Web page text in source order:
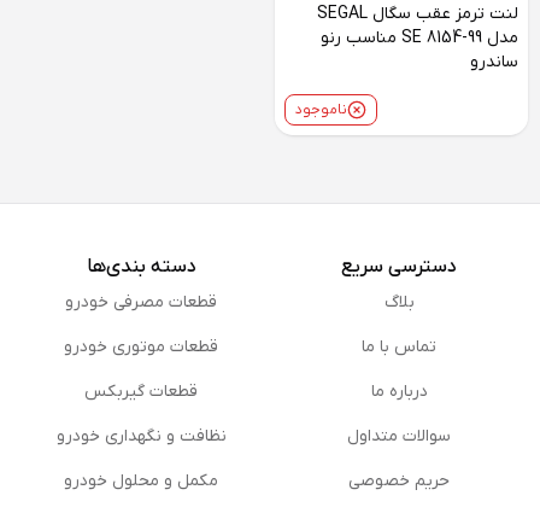
لنت ترمز عقب سگال SEGAL
مدل SE 8154-99 مناسب رنو
ساندرو
ناموجود
دسترسی سریع
بلاگ
تماس با ما
درباره ما
سوالات متداول
حریم خصوصی
دسته بندی‌ها
قطعات مصرفی خودرو
قطعات موتوری خودرو
قطعات گیربکس
نظافت و نگهداری خودرو
مكمل و محلول خودرو